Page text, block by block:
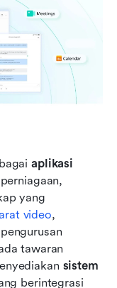
aplikasi
yang
video
tawaran
sistem
berintegrasi